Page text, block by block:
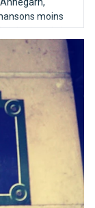
moins
juke-box de la
les plus kitschs.